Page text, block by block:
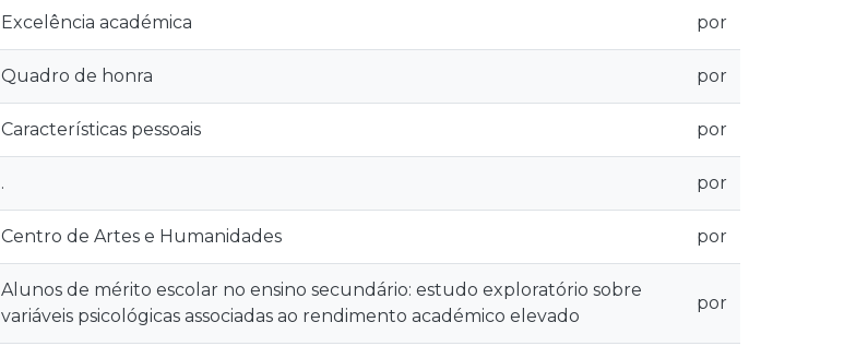
Excelência académica por
Quadro de honra por
Características pessoais por
. por
Centro de Artes e Humanidades por
Alunos de mérito escolar no ensino secundário: estudo exploratório sobre
variáveis psicológicas associadas ao rendimento académico elevado
por